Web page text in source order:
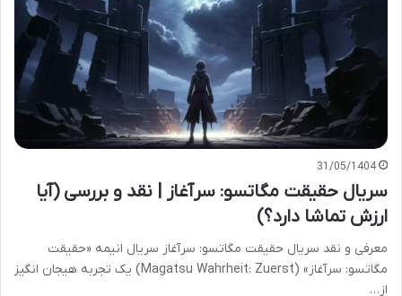
31/05/1404
سریال حقیقت مگاتسو: سرآغاز | نقد و بررسی (آیا
ارزش تماشا دارد؟)
معرفی و نقد سریال حقیقت مگاتسو: سرآغاز سریال انیمه «حقیقت
مگاتسو: سرآغاز» (Magatsu Wahrheit: Zuerst) یک تجربه هیجان انگیز
از…